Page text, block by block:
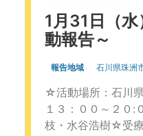
1月31日（
動報告～
報告地域 石川県珠洲
☆活動場所：石川
１３：００～２０
枝・水谷浩樹☆受